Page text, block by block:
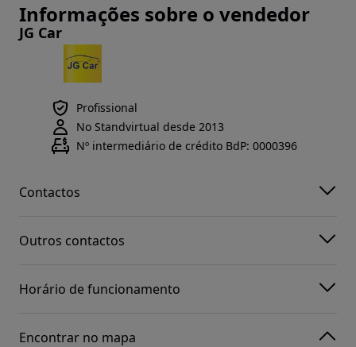
Informações sobre o vendedor
JG Car
Profissional
No Standvirtual desde 2013
Nº intermediário de crédito BdP: 0000396
Contactos
Outros contactos
Horário de funcionamento
Encontrar no mapa